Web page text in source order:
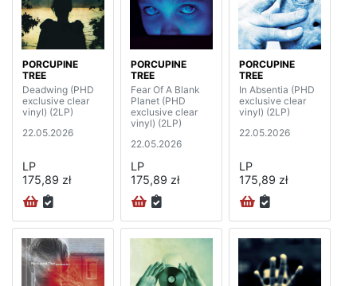
PORCUPINE
TREE
Deadwing (PHD
exclusive clear
vinyl) (2LP)
22.05.2026
LP
175,89 zł
PORCUPINE
TREE
Fear Of A Blank
Planet (PHD
exclusive clear
vinyl) (2LP)
22.05.2026
LP
175,89 zł
PORCUPINE
TREE
In Absentia (PHD
exclusive clear
vinyl) (2LP)
22.05.2026
LP
175,89 zł